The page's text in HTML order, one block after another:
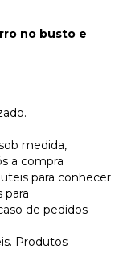
no busto e
medida,
a compra
para conhecer
para
de pedidos
Produtos